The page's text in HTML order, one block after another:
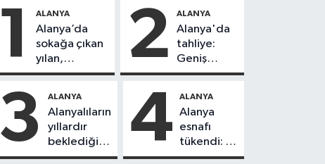
1 ALANYA
Alanya’da
sokağa çıkan
yılan,
vatandaşı
2 ALANYA
Alanya'da
tahliye:
Geniş
güvenlik
alındı
3 ALANYA
Alanyalıların
yıllardır
beklediği
yol askıdan
4 ALANYA
Alanya
esnafı
tükendi: 1
ayda 150